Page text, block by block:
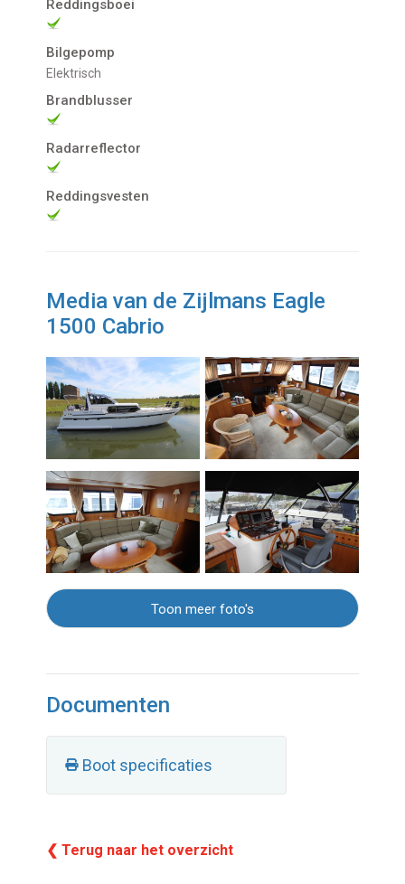
Reddingsboei
Bilgepomp
Elektrisch
Brandblusser
Radarreflector
Reddingsvesten
Media van de Zijlmans Eagle
1500 Cabrio
Toon meer foto's
Documenten
Boot specificaties
❮ Terug naar het overzicht